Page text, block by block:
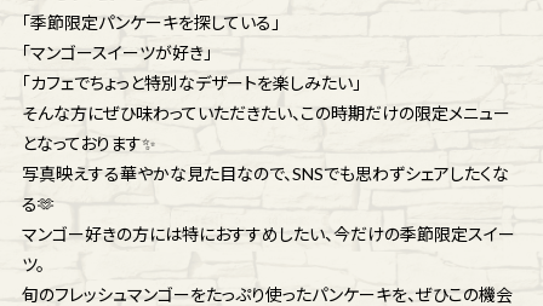
「季節限定パンケーキを探している」
「マンゴースイーツが好き」
「カフェでちょっと特別なデザートを楽しみたい」
そんな方にぜひ味わっていただきたい、この時期だけの限定メニュー
となっております✨
写真映えする華やかな見た目なので、SNSでも思わずシェアしたくな
る🫶
マンゴー好きの方には特におすすめしたい、今だけの季節限定スイー
ツ。
旬のフレッシュマンゴーをたっぷり使ったパンケーキを、ぜひこの機会